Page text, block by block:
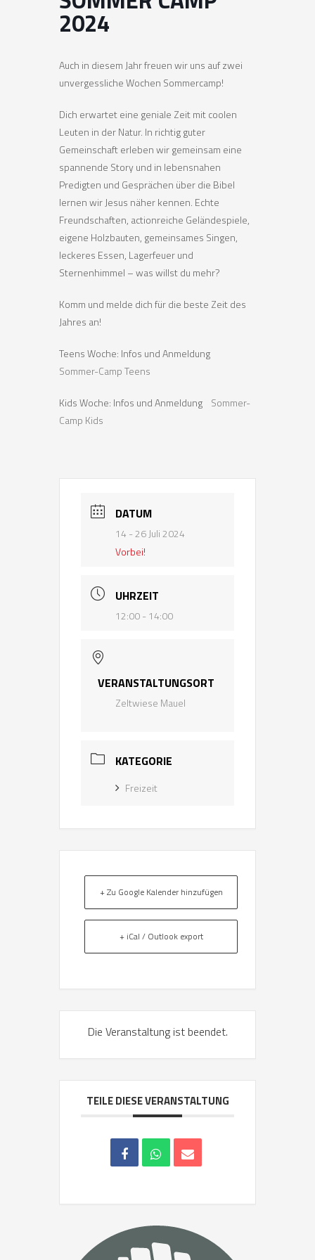
2024
Auch in diesem Jahr freuen wir uns auf zwei
unvergessliche Wochen Sommercamp!
Dich erwartet eine geniale Zeit mit coolen
Leuten in der Natur. In richtig guter
Gemeinschaft erleben wir gemeinsam eine
spannende Story und in lebensnahen
Predigten und Gesprächen über die Bibel
lernen wir Jesus näher kennen. Echte
Freundschaften, actionreiche Geländespiele,
eigene Holzbauten, gemeinsames Singen,
leckeres Essen, Lagerfeuer und
Sternenhimmel – was willst du mehr?
Komm und melde dich für die beste Zeit des
Jahres an!
Teens Woche: Infos und Anmeldung
Sommer-Camp Teens
Kids Woche: Infos und Anmeldung Sommer-
Camp Kids
DATUM
14 - 26 Juli 2024
Vorbei!
UHRZEIT
12:00 - 14:00
VERANSTALTUNGSORT
Zeltwiese Mauel
KATEGORIE
Freizeit
+ Zu Google Kalender hinzufügen
+ iCal / Outlook export
Die Veranstaltung ist beendet.
TEILE DIESE VERANSTALTUNG